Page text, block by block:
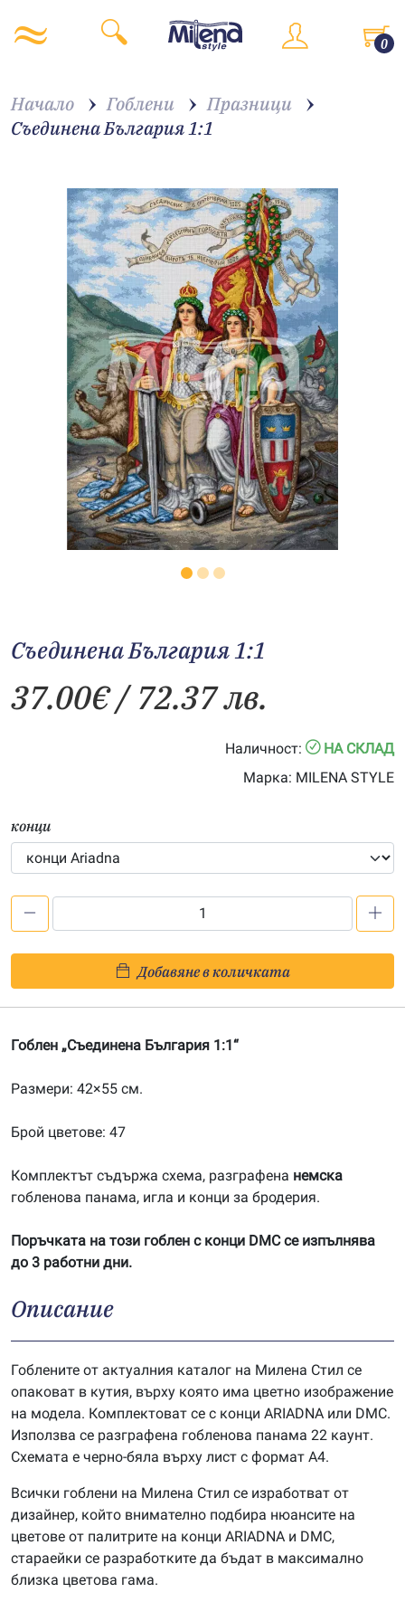
0
Начало Гоблени
Празници
Съединена България 1:1
Съединена България 1:1
37.00€/ 72.37 лв.
Наличност:
НА СКЛАД
Марка: MILENA STYLE
конци
България
1:1
Добавяне в количката
Гоблен „Съединена България 1:1“
Размери: 42×55 см.
Брой цветове: 47
Комплектът съдържа схема, разграфена немска
гобленова панама, игла и конци за бродерия.
Поръчката на този гоблен с конци DMC се изпълнява
до 3 работни дни.
Описание
Гоблените от актуалния каталог на Милена Стил се
опаковат в кутия, върху която има цветно изображение
на модела. Комплектоват се с конци ARIADNA или DMC.
Използва се разграфена гобленова панама 22 каунт.
Схемата е черно-бяла върху лист с формат А4.
Всички гоблени на Милена Стил се изработват от
дизайнер, който внимателно подбира нюансите на
цветове от палитрите на конци ARIADNA и DMC,
стараейки се разработките да бъдат в максимално
близка цветова гама.